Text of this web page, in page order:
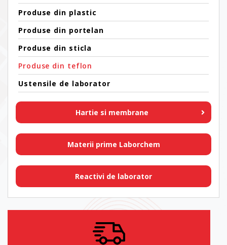
Produse din plastic
Produse din portelan
Produse din sticla
Produse din teflon
Ustensile de laborator
Hartie si membrane
Materii prime Laborchem
Reactivi de laborator